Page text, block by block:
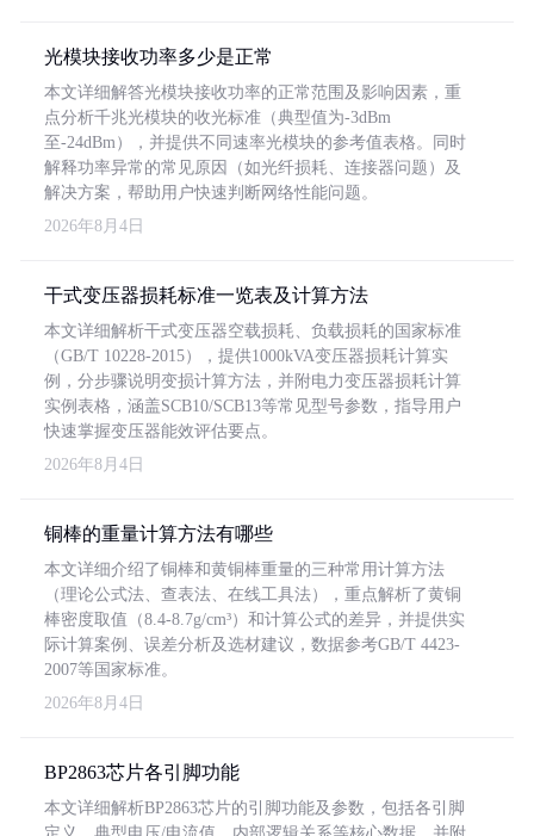
光模块接收功率多少是正常
本文详细解答光模块接收功率的正常范围及影响因素，重
点分析千兆光模块的收光标准（典型值为-3dBm
至-24dBm），并提供不同速率光模块的参考值表格。同时
解释功率异常的常见原因（如光纤损耗、连接器问题）及
解决方案，帮助用户快速判断网络性能问题。
2026年8月4日
干式变压器损耗标准一览表及计算方法
本文详细解析干式变压器空载损耗、负载损耗的国家标准
（GB/T 10228-2015），提供1000kVA变压器损耗计算实
例，分步骤说明变损计算方法，并附电力变压器损耗计算
实例表格，涵盖SCB10/SCB13等常见型号参数，指导用户
快速掌握变压器能效评估要点。
2026年8月4日
铜棒的重量计算方法有哪些
本文详细介绍了铜棒和黄铜棒重量的三种常用计算方法
（理论公式法、查表法、在线工具法），重点解析了黄铜
棒密度取值（8.4-8.7g/cm³）和计算公式的差异，并提供实
际计算案例、误差分析及选材建议，数据参考GB/T 4423-
2007等国家标准。
2026年8月4日
BP2863芯片各引脚功能
本文详细解析BP2863芯片的引脚功能及参数，包括各引脚